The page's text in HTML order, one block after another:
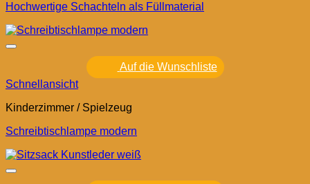
Hochwertige Schachteln als Füllmaterial
Auf die Wunschliste
Schnellansicht
Kinderzimmer / Spielzeug
Schreibtischlampe modern